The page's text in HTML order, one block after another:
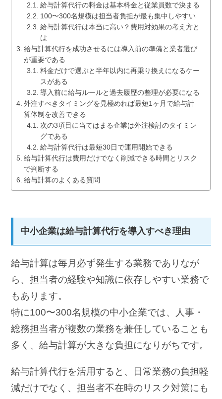
給与計算代行の料金は基本料金と従業員数で決まる
100〜300名規模は担当者負担が最も集中しやすい
給与計算代行は本当に高い？費用対効果の考え方と
は
給与計算代行を成功させるには導入前の準備と業者選び
が重要である
料金だけで選ぶと半年以内に再乗り換えになるケー
スがある
導入前に給与ルールと過去履歴の整理が必要になる
外注すべきタイミングを見極めれば最短1ヶ月で給与計
算体制を改善できる
次の3項目に当てはまる企業は外注検討のタイミン
グである
給与計算代行は最短30日で運用開始できる
給与計算代行は費用だけでなく削減できる時間とリスク
で判断する
給与計算のよくある質問
中小企業は給与計算代行を導入すべき理由
給与計算は毎月必ず発生する業務でありなが
ら、担当者の経験や知識に依存しやすい業務で
もあります。
特に100〜300名規模の中小企業では、人事・
総務担当者が複数の業務を兼任していることも
多く、給与計算が大きな負担になりがちです。
給与計算代行を活用すると、日常業務の負担軽
減だけでなく、担当者不在時のリスク対策にも